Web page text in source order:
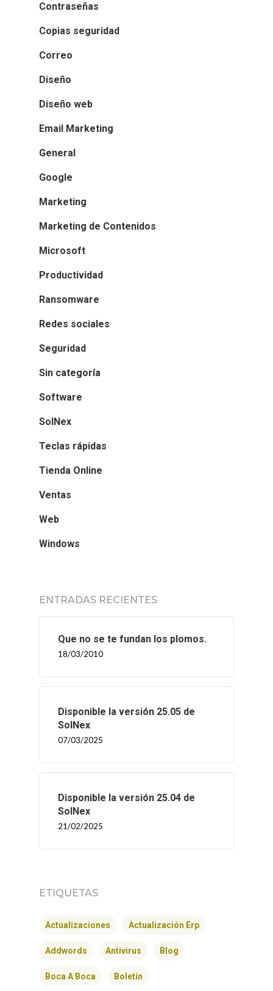
Contraseñas
Copias seguridad
Correo
Diseño
Diseño web
Email Marketing
General
Google
Marketing
Marketing de Contenidos
Microsoft
Productividad
Ransomware
Redes sociales
Seguridad
Sin categoría
Software
SolNex
Teclas rápidas
Tienda Online
Ventas
Web
Windows
ENTRADAS RECIENTES
Que no se te fundan los plomos.
18/03/2010
Disponible la versión 25.05 de
SolNex
07/03/2025
Disponible la versión 25.04 de
SolNex
21/02/2025
ETIQUETAS
Actualizaciones Actualización Erp
Addwords Antivirus Blog
Boca A Boca Boletín
SOLNEX
SERVICIOS